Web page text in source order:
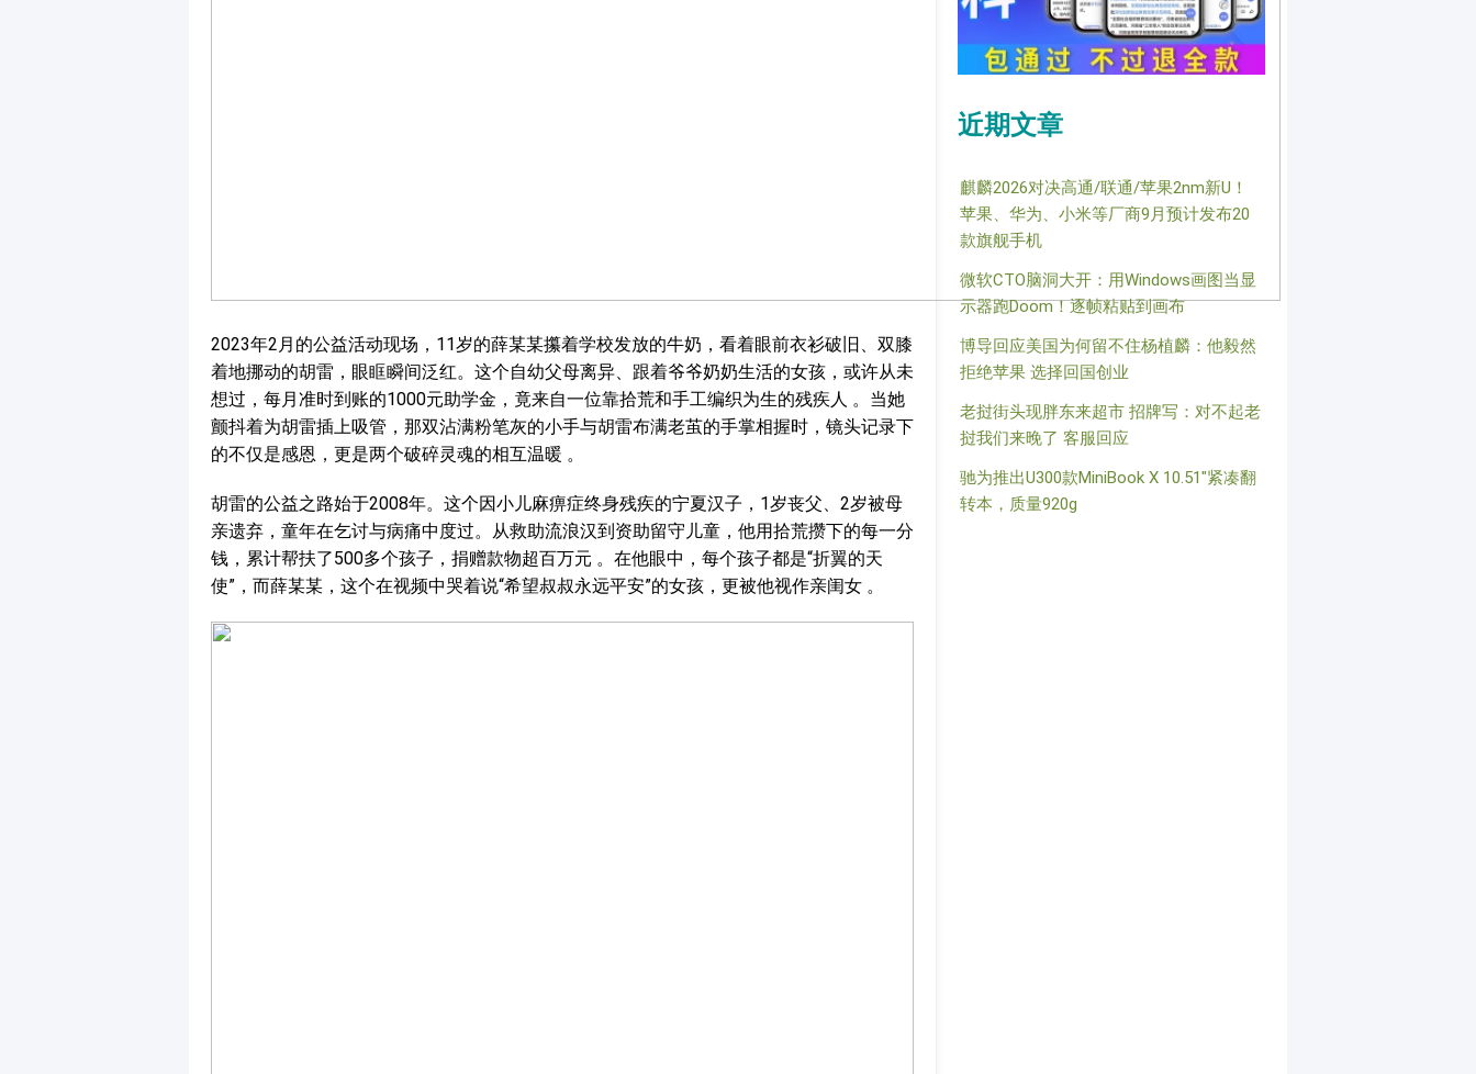
2023年2月的公益活动现场，11岁的薛某某攥着学校发放的牛奶，看着眼前衣衫破旧、双膝
着地挪动的胡雷，眼眶瞬间泛红。这个自幼父母离异、跟着爷爷奶奶生活的女孩，或许从未
想过，每月准时到账的1000元助学金，竟来自一位靠拾荒和手工编织为生的残疾人 。当她
颤抖着为胡雷插上吸管，那双沾满粉笔灰的小手与胡雷布满老茧的手掌相握时，镜头记录下
的不仅是感恩，更是两个破碎灵魂的相互温暖 。
胡雷的公益之路始于2008年。这个因小儿麻痹症终身残疾的宁夏汉子，1岁丧父、2岁被母
亲遗弃，童年在乞讨与病痛中度过。从救助流浪汉到资助留守儿童，他用拾荒攒下的每一分
钱，累计帮扶了500多个孩子，捐赠款物超百万元 。在他眼中，每个孩子都是“折翼的天
使”，而薛某某，这个在视频中哭着说“希望叔叔永远平安”的女孩，更被他视作亲闺女 。
近期文章
麒麟2026对决高通/联通/苹果2nm新U！
苹果、华为、小米等厂商9月预计发布20
款旗舰手机
微软CTO脑洞大开：用Windows画图当显
示器跑Doom！逐帧粘贴到画布
博导回应美国为何留不住杨植麟：他毅然
拒绝苹果 选择回国创业
老挝街头现胖东来超市 招牌写：对不起老
挝我们来晚了 客服回应
驰为推出U300款MiniBook X 10.51"紧凑翻
转本，质量920g